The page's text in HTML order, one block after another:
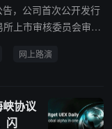
几乎没什么可展示的
述分析师估计，Ope
日，来自OpenAI的应
，公司首次公开发行
上市审核委员会审议
万股，占发行后
员。
网上路演
协议
闪